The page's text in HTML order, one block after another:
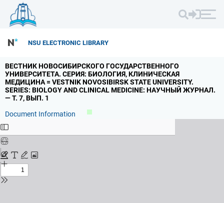
NSU ELECTRONIC LIBRARY
ВЕСТНИК НОВОСИБИРСКОГО ГОСУДАРСТВЕННОГО
УНИВЕРСИТЕТА. СЕРИЯ: БИОЛОГИЯ,КЛИНИЧЕСКАЯ
МЕДИЦИНА = VESTNIK NOVOSIBIRSK STATE UNIVERSITY.
SERIES: BIOLOGY AND CLINICAL MEDICINE: НАУЧНЫЙ ЖУРНАЛ.
— Т. 7,ВЫП. 1
Document Information